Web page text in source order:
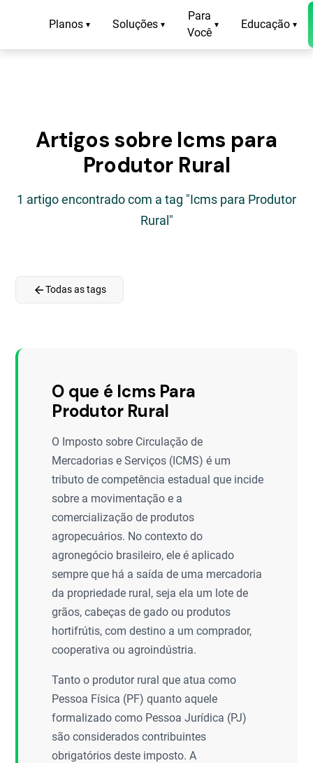
Planos ▾ Soluções ▾
Para
Você
▾ Educação ▾
Artigos sobre Icms para
Produtor Rural
1 artigo encontrado com a tag "Icms para Produtor
Rural"
arrow_backTodas as tags
O que é Icms Para
Produtor Rural
O Imposto sobre Circulação de
Mercadorias e Serviços (ICMS) é um
tributo de competência estadual que incide
sobre a movimentação e a
comercialização de produtos
agropecuários. No contexto do
agronegócio brasileiro, ele é aplicado
sempre que há a saída de uma mercadoria
da propriedade rural, seja ela um lote de
grãos, cabeças de gado ou produtos
hortifrútis, com destino a um comprador,
cooperativa ou agroindústria.
Tanto o produtor rural que atua como
Pessoa Física (PF) quanto aquele
formalizado como Pessoa Jurídica (PJ)
são considerados contribuintes
obrigatórios deste imposto. A